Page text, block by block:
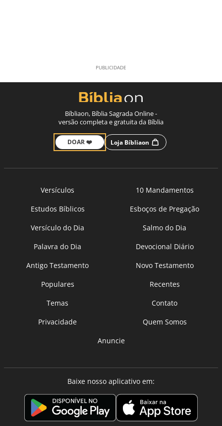
Bíbliaon, Bíblia Sagrada Online -
versão completa e gratuita da Bíblia
DOAR ❤️ Loja Bíbliaon
Versículos
10 Mandamentos
Estudos Bíblicos
Esboços de Pregação
Versículo do Dia
Salmo do Dia
Palavra do Dia
Devocional Diário
Antigo Testamento
Novo Testamento
Populares
Recentes
Temas
Contato
Privacidade
Quem Somos
Anuncie
Baixe nosso aplicativo em: